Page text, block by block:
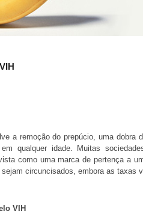
a remoção do prepúcio, uma
qualquer idade. Muitas
como uma marca de pertença a
circuncisados, embora as taxas
VIH